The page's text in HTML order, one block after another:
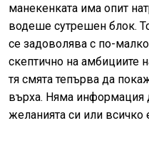
манекенката има опит
водеше сутрешен блок.
се задоволява с по-
скептично на амбициите
тя смята тепърва да
върха. Няма информация
желанията си или всичко